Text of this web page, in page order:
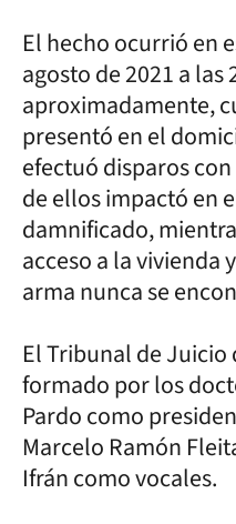
El hecho ocurrió en
agosto de 2021 a las
aproximadamente,
presentó en el
efectuó disparos
de ellos impactó en
damnificado,
acceso a la vivienda
arma nunca se
El Tribunal de
formado por los
Pardo como
Marcelo Ramón
Ifrán como vocales.